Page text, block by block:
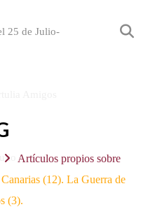
Artículos propios sobre
(12). La Guerra de
(3).